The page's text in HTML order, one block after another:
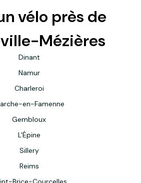
vélo près de
Mézières
Dinant
Namur
Charleroi
en-Famenne
Gembloux
L'Épine
Sillery
Reims